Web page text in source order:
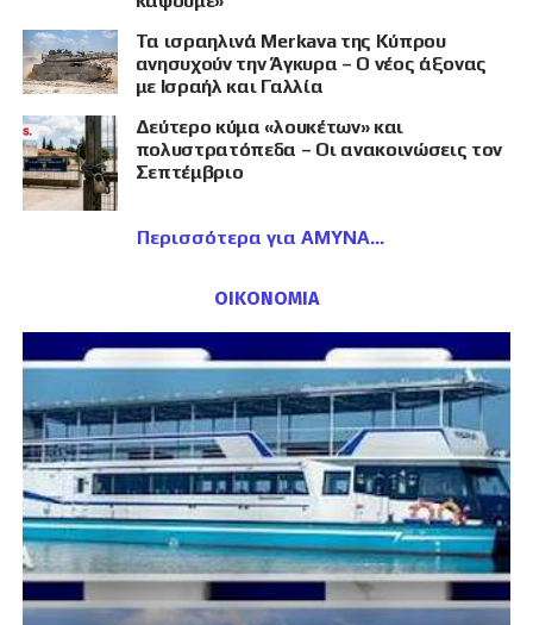
Τα ισραηλινά Merkava της Κύπρου
ανησυχούν την Άγκυρα – Ο νέος άξονας
με Ισραήλ και Γαλλία
Δεύτερο κύμα «λουκέτων» και
πολυστρατόπεδα – Οι ανακοινώσεις τον
Σεπτέμβριο
Περισσότερα για ΑΜΥΝΑ
ΟΙΚΟΝΟΜΙΑ